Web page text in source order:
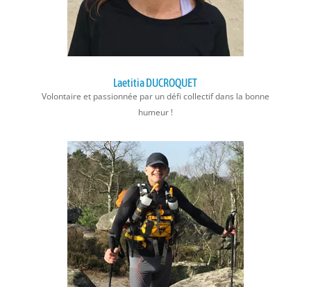
Laetitia DUCROQUET
Volontaire et passionnée par un défi collectif dans la bonne
humeur !